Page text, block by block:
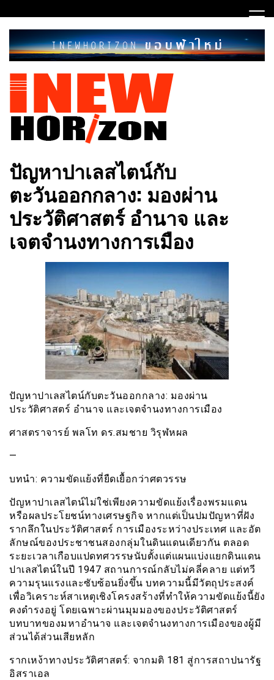
to
content
INEWHORIZON
ปัญหาปาเลสไตน์กับ
ตะวันออกกลาง: มองผ่าน
ประวัติศาสตร์ อำนาจ และ
เจตจำนงทางการเมือง
ปัญหาปาเลสไตน์กับตะวันออกกลาง: มองผ่าน
ประวัติศาสตร์ อำนาจ และเจตจำนงทางการเมือง
ศาสตราจารย์ พลโท ดร.สมชาย วิรุฬหผล
—
บทนำ: ความขัดแย้งที่ยืดเยื้อกว่าศตวรรษ
ปัญหาปาเลสไตน์ไม่ใช่เพียงความขัดแย้งเรื่องพรมแดน
หรือผลประโยชน์ทางเศรษฐกิจ หากแต่เป็นปมปัญหาที่ฝัง
รากลึกในประวัติศาสตร์ การเมืองระหว่างประเทศ และอัต
ลักษณ์ของประชาชนสองกลุ่มในดินแดนเดียวกัน ตลอด
ระยะเวลาเกือบแปดทศวรรษนับตั้งแต่แผนแบ่งแยกดินแดน
ปาเลสไตน์ในปี 1947 สถานการณ์กลับไม่คลี่คลาย แต่ทวี
ความรุนแรงและซับซ้อนยิ่งขึ้น บทความนี้มีวัตถุประสงค์
เพื่อวิเคราะห์สาเหตุเชิงโครงสร้างที่ทำให้ความขัดแย้งนี้ยัง
คงดำรงอยู่ โดยเฉพาะผ่านมุมมองของประวัติศาสตร์
บทบาทของมหาอำนาจ และเจตจำนงทางการเมืองของผู้มี
ส่วนได้ส่วนเสียหลัก
รากเหง้าทางประวัติศาสตร์: จากมติ 181 สู่การสถาปนารัฐ
อิสราเอล